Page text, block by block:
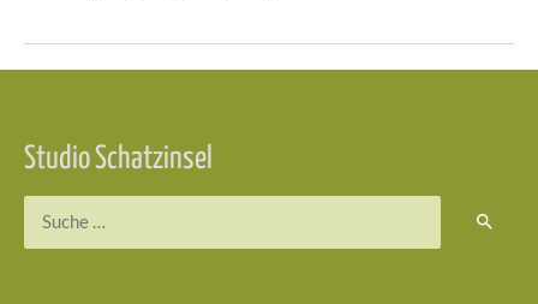
Studio Schatzinsel